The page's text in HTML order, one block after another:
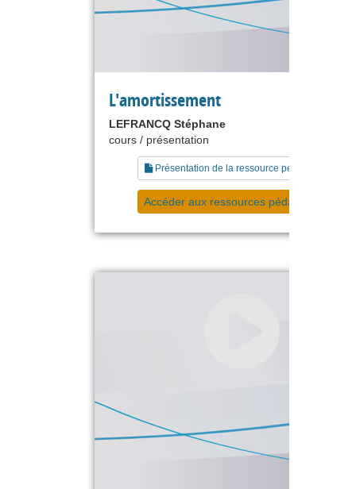
L'amortissement
LEFRANCQ Stéphane
cours / présentation
Présentation de la ressource pédagogique
Accéder aux ressources pédagogiques